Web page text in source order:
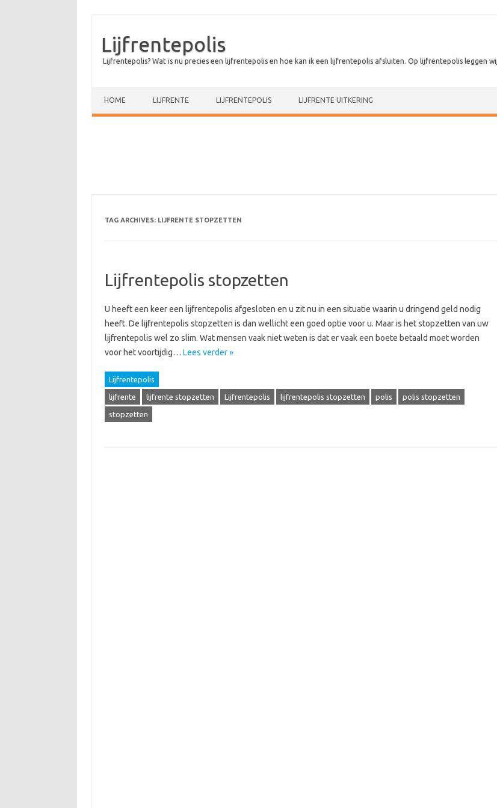
Lijfrentepolis
Lijfrentepolis? Wat is nu precies een lijfrentepolis en hoe kan ik een lijfrentepolis afsluiten. Op lijfrentepolis leggen
HOME LIJFRENTE LIJFRENTEPOLIS LIJFRENTE UITKERING
TAG ARCHIVES: LIJFRENTE STOPZETTEN
Lijfrentepolis stopzetten
U heeft een keer een lijfrentepolis afgesloten en u zit nu in een situatie waarin u dringend geld nodig
heeft. De lijfrentepolis stopzetten is dan wellicht een goed optie voor u. Maar is het stopzetten van uw
lijfrentepolis wel zo slim. Wat mensen vaak niet weten is dat er vaak een boete betaald moet worden
voor het voortijdig… Lees verder »
Lijfrentepolis
lijfrente lijfrente stopzetten Lijfrentepolis lijfrentepolis stopzetten polis polis stopzetten
stopzetten